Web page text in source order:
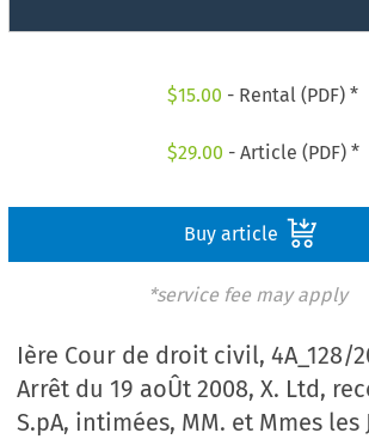
$15.00 - Rental (PDF) *
$29.00 - Article (PDF) *
Buy article
*service fee may apply
Ière Cour de droit civil, 4A_128/
Arrêt du 19 aoÛt 2008, X. Ltd,
S.pA, intimées, MM. et Mmes les